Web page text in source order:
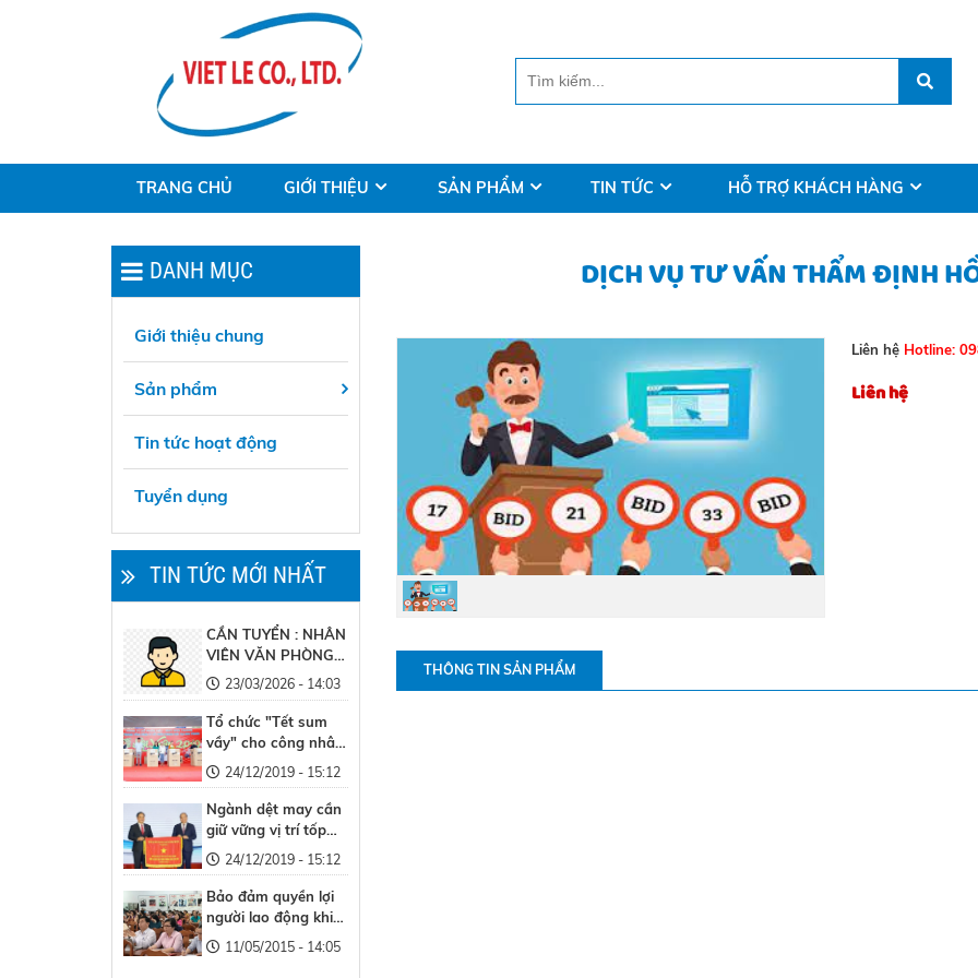
TRANG CHỦ GIỚI THIỆU SẢN PHẨM TIN TỨC HỖ TRỢ KHÁCH HÀNG
DANH MỤC
Giới thiệu chung
Sản phẩm
Tin tức hoạt động
Tuyển dụng
TIN TỨC MỚI NHẤT
CẦN TUYỂN : NHÂN
VIÊN VĂN PHÒNG -
LÀM VIỆC TẠI HÀ
NỘI
23/03/2026 - 14:03
Tổ chức "Tết sum
vầy" cho công nhân
khó khăn
24/12/2019 - 15:12
Ngành dệt may cần
giữ vững vị trí tốp
đầu thế giới
24/12/2019 - 15:12
Bảo đảm quyền lợi
người lao động khi
điều chỉnh lương tối
thiểu vùng
11/05/2015 - 14:05
DỊCH VỤ TƯ VẤN THẨM ĐỊNH
Liên hệ Hotline:
Liên hệ
THÔNG TIN SẢN PHẨM